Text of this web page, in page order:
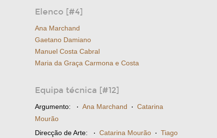
Elenco [#4]
Ana Marchand
Gaetano Damiano
Manuel Costa Cabral
Maria da Graça Carmona e Costa
Equipa técnica [#12]
Argumento: · Ana Marchand · Catarina
Mourão
Direcção de Arte: · Catarina Mourão · Tiago